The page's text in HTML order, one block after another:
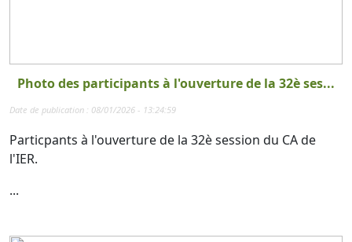
Photo des participants à l'ouverture de la 32è ses...
Date de publication : 08/01/2026 - 13:24:59
Particpants à l'ouverture de la 32è session du CA de
l'IER.
...